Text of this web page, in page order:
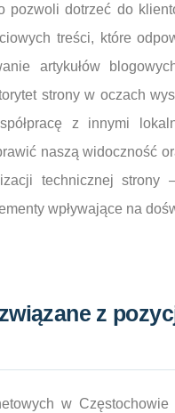
pozwoli dotrzeć do
treści, które
artykułów
strony w oczach
z innymi
naszą widoczność
technicznej strony
wpływające na
z
w